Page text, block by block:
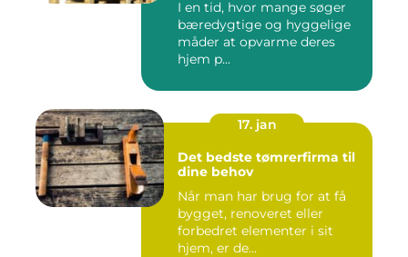
I en tid, hvor mange søger
bæredygtige og hyggelige
måder at opvarme deres
hjem p...
17. jan
Det bedste tømrerfirma til
dine behov
Når man har brug for at få
bygget, renoveret eller
forbedret elementer i sit
hjem, er de...